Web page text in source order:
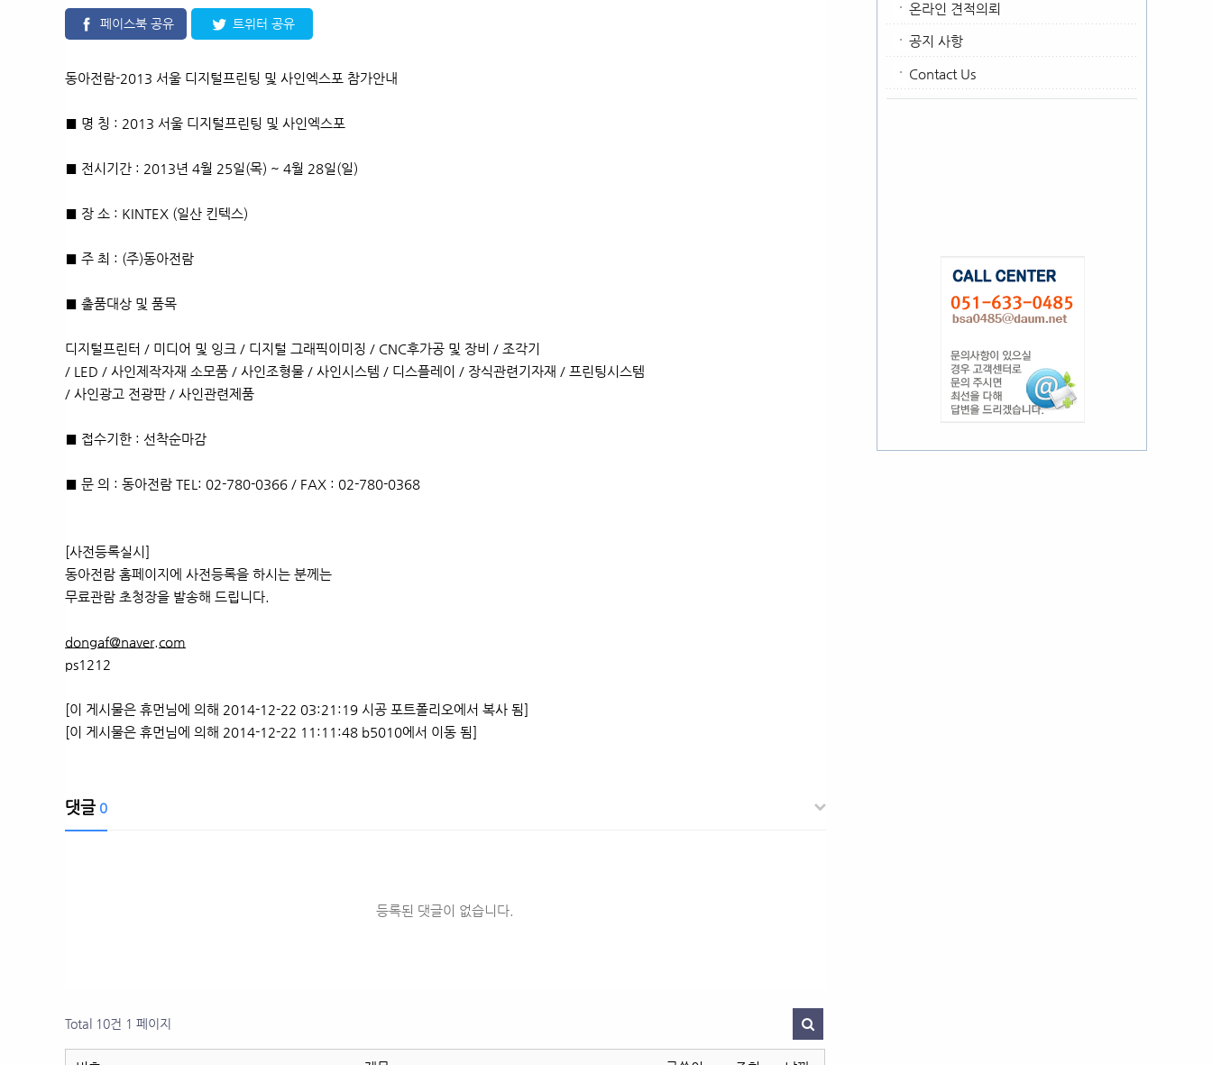
페이스북 공유 트위터 공유
동아전람-2013 서울 디지털프린팅 및 사인엑스포 참가안내
■ 명 칭 : 2013 서울 디지털프린팅 및 사인엑스포
■ 전시기간 : 2013년 4월 25일(목) ~ 4월 28일(일)
■ 장 소 : KINTEX (일산 킨텍스)
■ 주 최 : (주)동아전람
■ 출품대상 및 품목
디지털프린터 / 미디어 및 잉크 / 디지털 그래픽이미징 / CNC후가공 및 장비 / 조각기
/ LED / 사인제작자재 소모품 / 사인조형물 / 사인시스템 / 디스플레이 / 장식관련기자재 / 프린팅시스템
/ 사인광고 전광판 / 사인관련제품
■ 접수기한 : 선착순마감
■ 문 의 : 동아전람 TEL: 02-780-0366 / FAX : 02-780-0368
[사전등록실시]
동아전람 홈페이지에 사전등록을 하시는 분께는
무료관람 초청장을 발송해 드립니다.
dongaf@naver.com
ps1212
[이 게시물은 휴먼님에 의해 2014-12-22 03:21:19 시공 포트폴리오에서 복사 됨]
[이 게시물은 휴먼님에 의해 2014-12-22 11:11:48 b5010에서 이동 됨]
댓글 0
등록된 댓글이 없습니다.
Total 10건 1 페이지
온라인 견적의뢰
공지 사항
Contact Us